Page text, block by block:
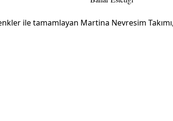
ile tamamlayan Martina Nevresim